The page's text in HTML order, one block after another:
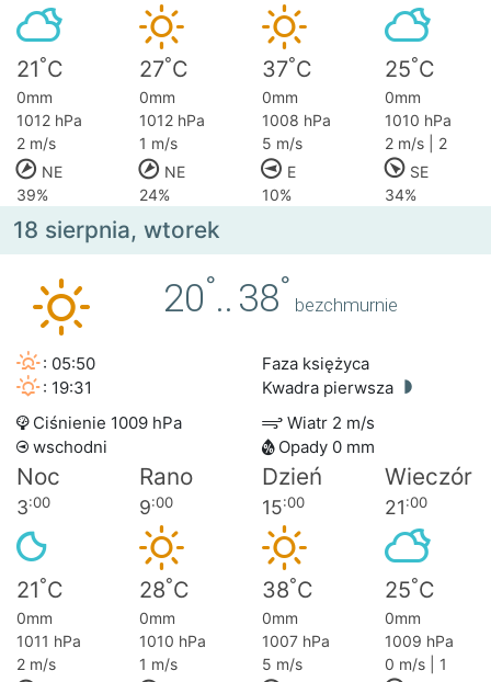
21°C 27°C 37°C 25°C
0mm 0mm 0mm
0mm
1012 hPa
1012 hPa 1008 hPa
1010 hPa
2 m/s
1 m/s 5 m/s
2 m/s | 2
NE
NE E
SE
39%
24% 10% 34%
18 sierpnia, wtorek
20°.. 38°
bezchmurnie
: 05:50
: 19:31
Faza księżyca
Kwadra pierwsza
Ciśnienie 1009 hPa
Wiatr 2 m/s
wschodni
Opady 0 mm
Noc Rano Dzień Wieczór
3:00 9:00 15:00 21:00
21°C 28°C 38°C 25°C
0mm 0mm 0mm
0mm
1011 hPa
1010 hPa 1007 hPa
1009 hPa
2 m/s
1 m/s 5 m/s
0 m/s | 1